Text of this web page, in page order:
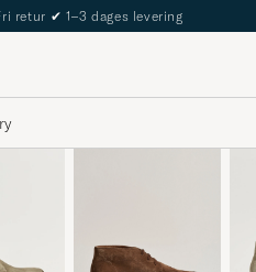
retur ✔ 1–3 dages levering